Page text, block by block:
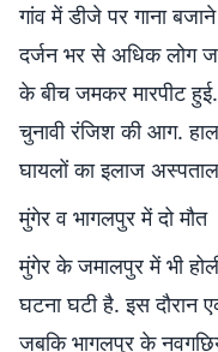
गांव में डीजे पर गाना
दर्जन भर से अधिक लोग
के बीच जमकर मारपीट
चुनावी रंजिश की आग.
घायलों का इलाज
मुंगेर व भागलपुर में दो मौत
मुंगेर के जमालपुर में भी
घटना घटी है. इस दौरान
जबकि भागलपुर के